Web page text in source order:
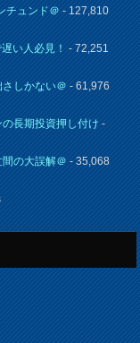
チュンド＠- 127,810
い人必見！- 72,251
しかない＠- 61,976
長期投資押し付け-
の大誤解＠- 35,068